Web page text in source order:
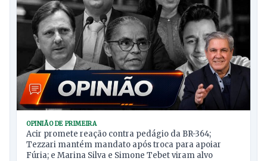
OPINIÃO DE PRIMEIRA
Acir promete reação contra pedágio da BR-364;
Tezzari mantém mandato após troca para apoiar
Fúria; e Marina Silva e Simone Tebet viram alvo